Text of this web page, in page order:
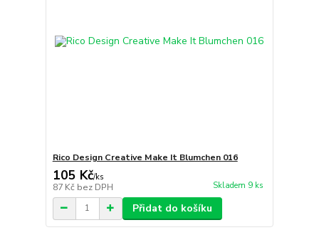
Rico Design Creative Make It Blumchen 016
105 Kč/ks
87 Kč bez DPH Skladem 9 ks
Přidat do košíku